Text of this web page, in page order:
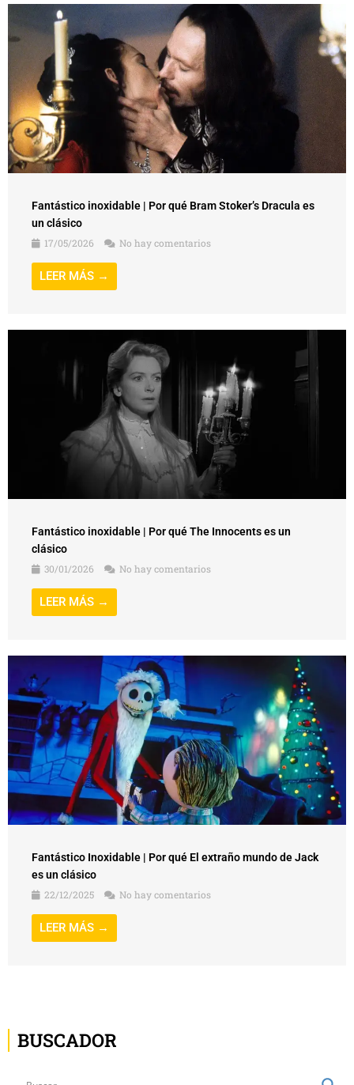
Fantástico inoxidable | Por qué Bram Stoker’s Dracula es
un clásico
17/05/2026
No hay comentarios
LEER MÁS →
Fantástico inoxidable | Por qué The Innocents es un
clásico
30/01/2026
No hay comentarios
LEER MÁS →
Fantástico Inoxidable | Por qué El extraño mundo de Jack
es un clásico
22/12/2025
No hay comentarios
LEER MÁS →
BUSCADOR